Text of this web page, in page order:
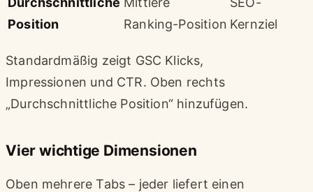
Position
Ranking-Position Kernziel
Standardmäßig zeigt GSC Klicks,
Impressionen und CTR. Oben rechts
„Durchschnittliche Position“ hinzufügen.
Vier wichtige Dimensionen
Oben mehrere Tabs – jeder liefert einen